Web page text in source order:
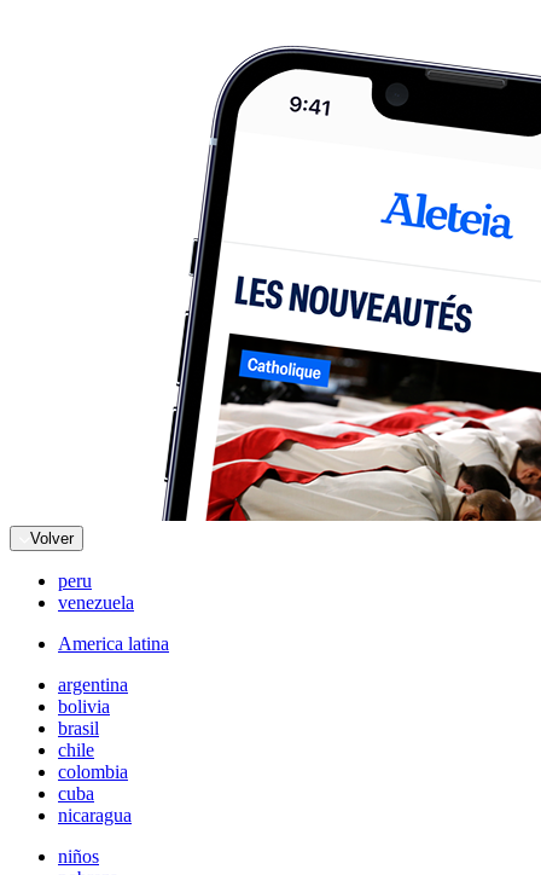
Volver
peru
venezuela
America latina
argentina
bolivia
brasil
chile
colombia
cuba
nicaragua
niños